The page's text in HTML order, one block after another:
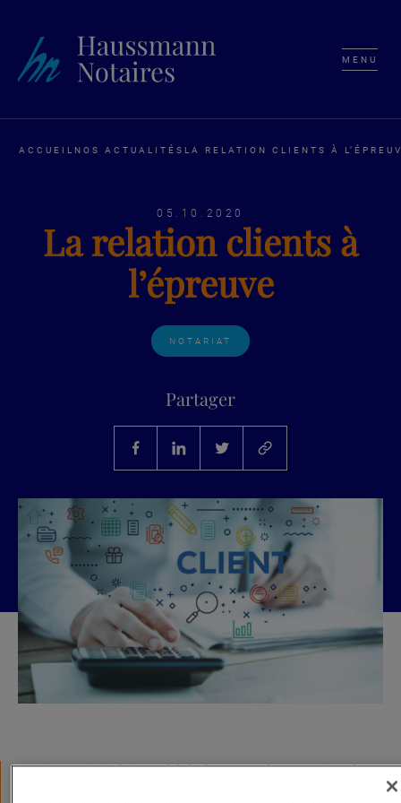
MENU
ACCUEIL NOS ACTUALITÉS LA RELATION CLIENTS À
05.10.2020
La relation clients à
l’épreuve
NOTARIAT
Partager
La crise sanitaire était un réel challenge pour les entreprises de toutes
tailles tant sur le plan interne qu’externe. Les dirigeants ont dû faire